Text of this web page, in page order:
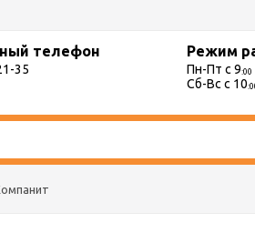
телефон
35
Режим
Пн-Пт с 9:00
Сб-Вс с 10